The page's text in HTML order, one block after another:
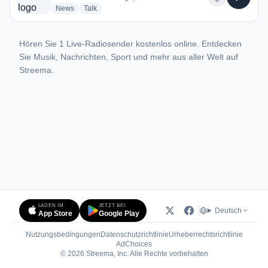
Newsradio stations
Talkradio stations
Hören Sie 1 Live-Radiosender kostenlos online. Entdecken
Sie Musik, Nachrichten, Sport und mehr aus aller Welt auf
Streema.
LADEN IM
App Store
JETZT BEI
Google Play Deutsch
Nutzungsbedingungen DatenschutzrichtlinieUrheberrechtsrichtlinie
AdChoices(öffnet in neuem Tab)
© 2026 Streema, Inc. Alle Rechte vorbehalten